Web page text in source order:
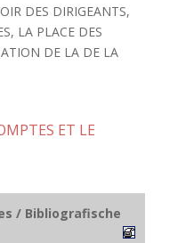
DES DIRIGEANTS,
LA PLACE DES
DE LA DE LA
ET LE
/ Bibliografische